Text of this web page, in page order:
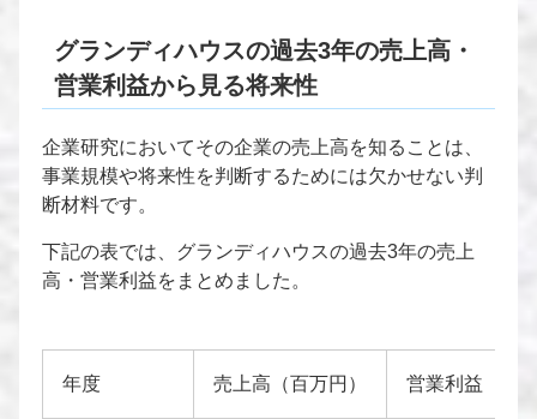
グランディハウスの過去3年の売上高・
営業利益から見る将来性
企業研究においてその企業の売上高を知ることは、
事業規模や将来性を判断するためには欠かせない判
断材料です。
下記の表では、グランディハウスの過去3年の売上
高・営業利益をまとめました。
年度 売上高（百万円） 営業利益